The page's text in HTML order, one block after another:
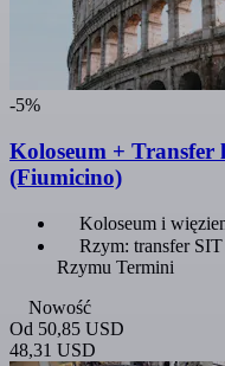
-5%
Koloseum + Transfer
(Fiumicino)
Koloseum i
Rzym: transfer
Rzymu Termini
Nowość
Od 50,85 USD
48,31 USD